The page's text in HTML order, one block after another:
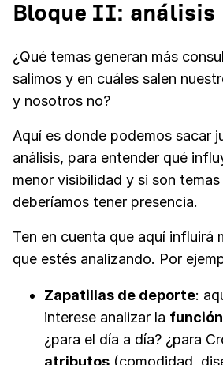
Bloque II: análisis
¿Qué temas generan más
salimos y en cuáles salen
y nosotros no?
Aquí es donde podemos sacar
análisis, para entender qué
menor visibilidad y si son
deberíamos tener presencia.
Ten en cuenta que aquí influirá
que estés analizando. Por
Zapatillas de deporte:
interese analizar la función
¿para el día a día? ¿para
atributos (comodidad,